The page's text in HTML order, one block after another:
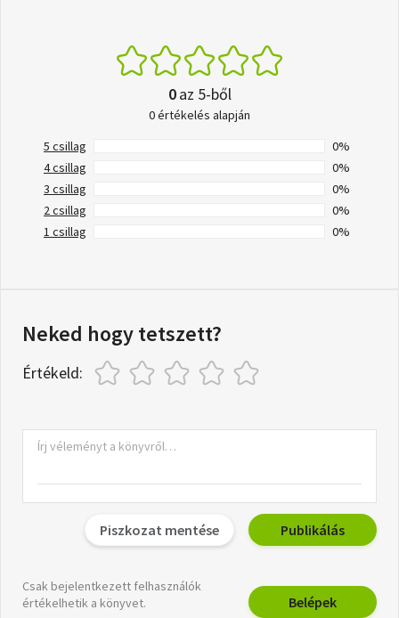
0az 5-ből
0 értékelés alapján
5 csillag
0%
4 csillag
0%
3 csillag
0%
2 csillag
0%
1 csillag
0%
Neked hogy tetszett?
Értékeld:
Piszkozat mentése Publikálás
Csak bejelentkezett felhasználók
értékelhetik a könyvet.
Belépek